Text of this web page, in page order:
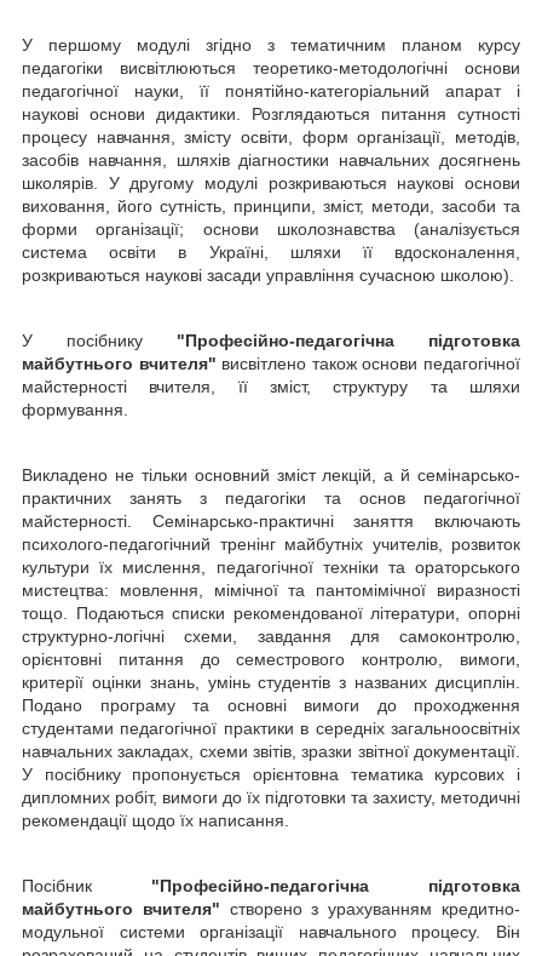
У першому модулі згідно з тематичним планом курсу
педагогіки висвітлю­ються теоретико-методологічні основи
педагогічної науки, її понятійно-категоріальний апарат і
наукові основи дидактики. Розглядаються питання сутності
процесу навчання, змісту освіти, форм організації, методів,
засобів навчання, шляхів діагностики навчальних досягнень
школярів. У другому модулі розкриваються наукові основи
виховання, його сутність, принципи, зміст, методи, засоби та
форми організації; основи школознавства (аналізу­ється
система освіти в Україні, шляхи її вдосконалення,
розкриваються наукові засади управління сучасною школою).
У посібнику "Професійно-педагогічна підготовка
майбутнього вчителя" висвітлено також основи педагогічної
майстерності вчителя, її зміст, структуру та шляхи
формування.
Викладено не тільки основний зміст лекцій, а й семінарсько-
практичних занять з педагогіки та основ педагогічної
майстерності. Семінарсько-практичні заняття включають
психолого-педагогічний тренінг майбутніх учителів, розвиток
культури їх мислення, педагогічної техніки та ораторського
мистецтва: мовлення, мімічної та пантомімічної виразності
тощо. Подаються списки рекомендованої літератури, опорні
структурно-логічні схеми, завдання для самоконтролю,
орієнтовні питання до семестрового контролю, вимоги,
критерії оцінки знань, умінь студентів з названих дисциплін.
Подано програму та основні вимоги до проходження
студентами педагогічної практики в середніх загальноосвітніх
навчальних закладах, схеми звітів, зразки звітної документації.
У посібнику пропонується орієнтовна тематика курсових і
дипломних робіт, вимоги до їх підготовки та захисту, методичні
рекомендації щодо їх написання.
Посібник "Професійно-педагогічна підготовка
майбутнього вчителя" створено з урахуванням кредитно-
модульної системи організації навчального процесу. Він